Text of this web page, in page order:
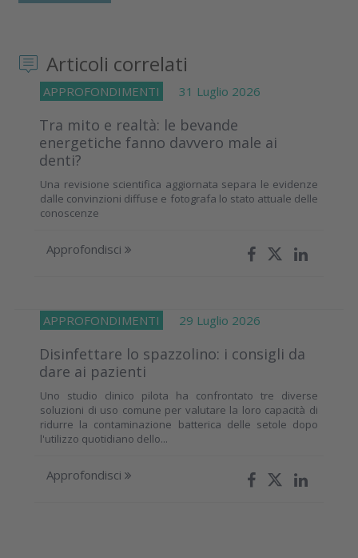
Articoli correlati
APPROFONDIMENTI 31 Luglio 2026
Tra mito e realtà: le bevande
energetiche fanno davvero male ai
denti?
Una revisione scientifica aggiornata separa le evidenze
dalle convinzioni diffuse e fotografa lo stato attuale delle
conoscenze
Approfondisci
APPROFONDIMENTI 29 Luglio 2026
Disinfettare lo spazzolino: i consigli da
dare ai pazienti
Uno studio clinico pilota ha confrontato tre diverse
soluzioni di uso comune per valutare la loro capacità di
ridurre la contaminazione batterica delle setole dopo
l'utilizzo quotidiano dello...
Approfondisci